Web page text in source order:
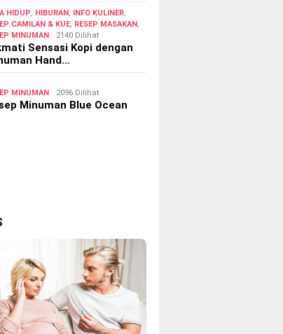
HIDUP, HIBURAN, INFO KULINER,
CAMILAN & KUE, RESEP MASAKAN,
MINUMAN
2140 Dilihat
Sensasi Kopi dengan
Hand…
MINUMAN 2096 Dilihat
Minuman Blue Ocean